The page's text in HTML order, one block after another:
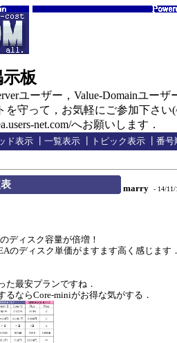
示板
ユーザー，Value-Domainユーザ
守って，お気軽にご参加下さい
net.com/へお願いします．
ド表示 一覧表示 トピック表示 番号
marry - 14/11/
ディスク容量が倍増！
のディスク単価がますます高く感じます．
最安プランですね．
ならCore-miniがお得な気がする．